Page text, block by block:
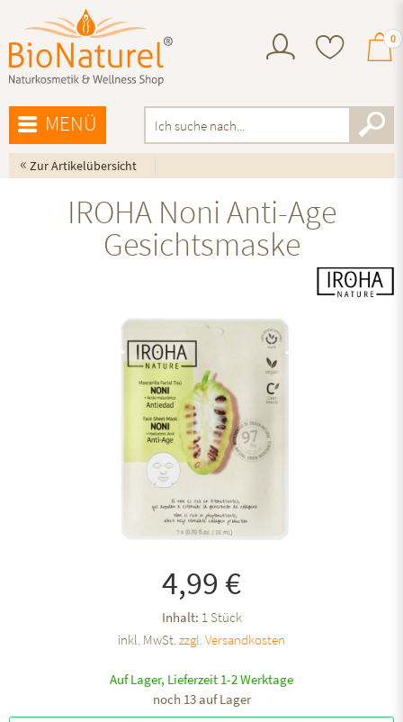
0
MENÜ
« Zur Artikelübersicht
IROHA Noni Anti-Age
Gesichtsmaske
4,99 €
Inhalt: 1 Stück
inkl. MwSt.zzgl. Versandkosten
Auf Lager, Lieferzeit 1-2 Werktage
noch 13 auf Lager